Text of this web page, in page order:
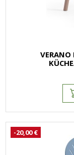
VERANO
-20,00 €